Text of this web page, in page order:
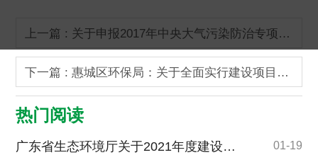
上一篇 : 关于申报2017年中央大气污染防治专项资金的补充通知
下一篇 : 惠城区环保局：关于全面实行建设项目环境影响登记表网上备案的公告
热门阅读
广东省生态环境厅关于2021年度建设项目环境保护“三同时”和竣工环境保护设施自主验收专项检查情况通报 环保竣工验收 01-19